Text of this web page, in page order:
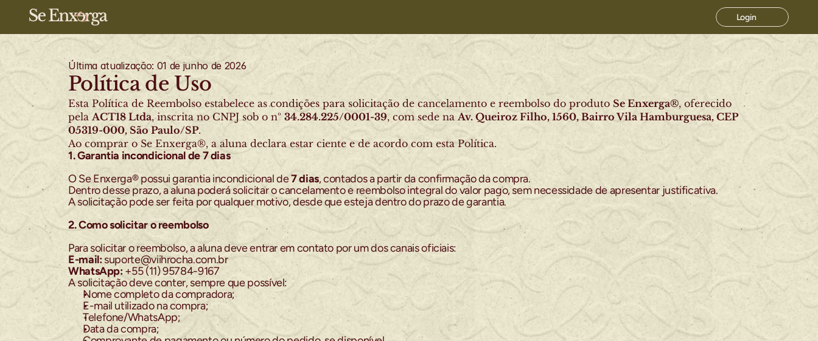
Login
Última atualização: 01 de junho de 2026
Política de Uso
Esta Política de Reembolso estabelece as condições para solicitação de cancelamento e reembolso do produto Se Enxerga®, oferecido
pela ACT18 Ltda, inscrita no CNPJ sob o nº 34.284.225/0001-39, com sede na Av. Queiroz Filho, 1560, Bairro Vila Hamburguesa, CEP
05319-000, São Paulo/SP.
Ao comprar o Se Enxerga®, a aluna declara estar ciente e de acordo com esta Política.
1. Garantia incondicional de 7 dias
O Se Enxerga® possui garantia incondicional de 7 dias, contados a partir da confirmação da compra.
Dentro desse prazo, a aluna poderá solicitar o cancelamento e reembolso integral do valor pago, sem necessidade de apresentar justificativa.
A solicitação pode ser feita por qualquer motivo, desde que esteja dentro do prazo de garantia.
2. Como solicitar o reembolso
Para solicitar o reembolso, a aluna deve entrar em contato por um dos canais oficiais:
E-mail: suporte@viihrocha.com.br
WhatsApp: +55 (11) 95784-9167
A solicitação deve conter, sempre que possível:
Nome completo da compradora;
E-mail utilizado na compra;
Telefone/WhatsApp;
Data da compra;